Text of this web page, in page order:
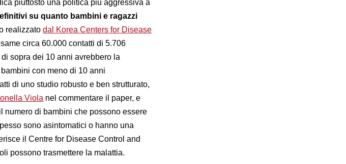
piuttosto una politica più aggressiva a
su quanto bambini e ragazzi
realizzato dal Korea Centers for Disease
circa 60.000 contatti di 5.706
sopra dei 10 anni avrebbero la
con meno di 10 anni
di uno studio robusto e ben strutturato,
Viola nel commentare il paper, e
numero di bambini che possono essere
sono asintomatici o hanno una
il Centre for Disease Control and
possono trasmettere la malattia.